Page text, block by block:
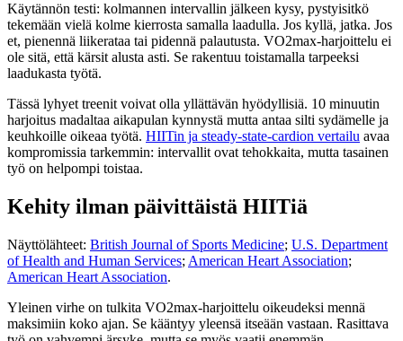
Käytännön testi: kolmannen intervallin jälkeen kysy, pystyisitkö
tekemään vielä kolme kierrosta samalla laadulla. Jos kyllä, jatka. Jos
et, pienennä liikerataa tai pidennä palautusta. VO2max-harjoittelu ei
ole sitä, että kärsit alusta asti. Se rakentuu toistamalla tarpeeksi
laadukasta työtä.
Tässä lyhyet treenit voivat olla yllättävän hyödyllisiä. 10 minuutin
harjoitus madaltaa aikapulan kynnystä mutta antaa silti sydämelle ja
keuhkoille oikeaa työtä. HIITin ja steady-state-cardion vertailu avaa
kompromissia tarkemmin: intervallit ovat tehokkaita, mutta tasainen
työ on helpompi toistaa.
Kehity ilman päivittäistä HIITiä
Näyttölähteet: British Journal of Sports Medicine; U.S. Department
of Health and Human Services; American Heart Association;
American Heart Association.
Yleinen virhe on tulkita VO2max-harjoittelu oikeudeksi mennä
maksimiin koko ajan. Se kääntyy yleensä itseään vastaan. Rasittava